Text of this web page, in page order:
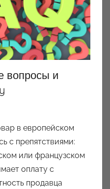
вопросы и
т
о
р
о
м
в европейском
с препятствиями:
или французском
оплату с
продавца